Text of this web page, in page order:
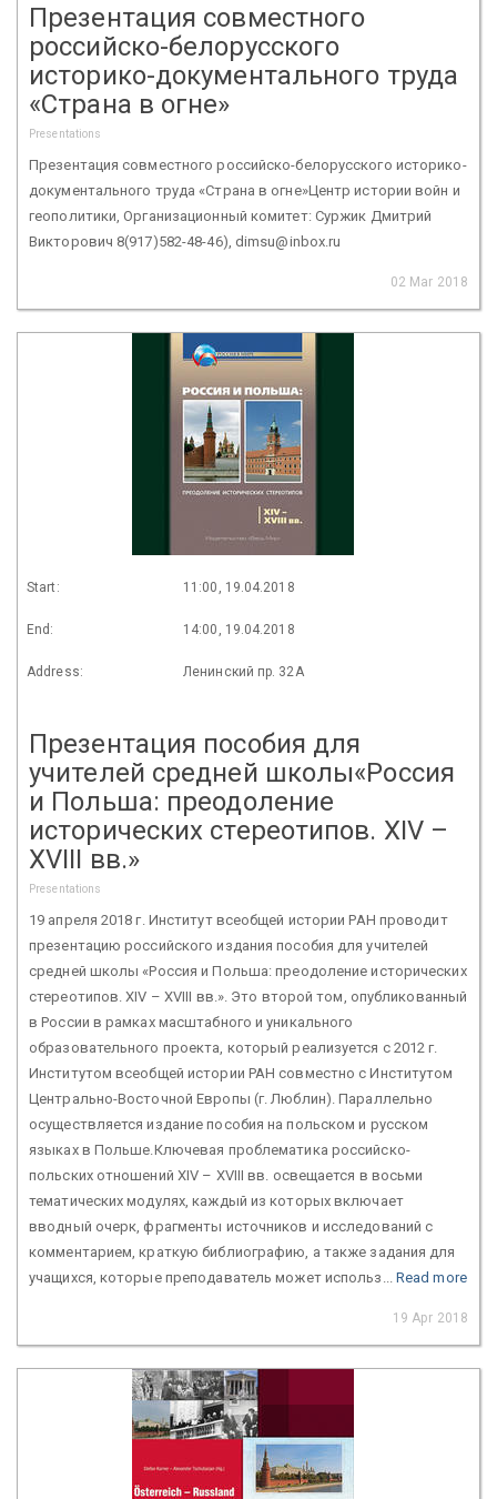
Презентация совместного
российско-белорусского
историко-документального труда
«Страна в огне»
Presentations
Презентация совместного российско-белорусского историко-
документального труда «Страна в огне»Центр истории войн и
геополитики, Организационный комитет: Суржик Дмитрий
Викторович 8(917)582-48-46), dimsu@inbox.ru
02 Mar 2018
Start: 11:00, 19.04.2018
End: 14:00, 19.04.2018
Address: Ленинский пр. 32А
Презентация пособия для
учителей средней школы«Россия
и Польша: преодоление
исторических стереотипов. XIV –
XVIII вв.»
Presentations
19 апреля 2018 г. Институт всеобщей истории РАН проводит
презентацию российского издания пособия для учителей
средней школы «Россия и Польша: преодоление исторических
стереотипов. XIV – XVIII вв.». Это второй том, опубликованный
в России в рамках масштабного и уникального
образовательного проекта, который реализуется с 2012 г.
Институтом всеобщей истории РАН совместно с Институтом
Центрально-Восточной Европы (г. Люблин). Параллельно
осуществляется издание пособия на польском и русском
языках в Польше.Ключевая проблематика российско-
польских отношений XIV – XVIII вв. освещается в восьми
тематических модулях, каждый из которых включает
вводный очерк, фрагменты источников и исследований с
комментарием, краткую библиографию, а также задания для
учащихся, которые преподаватель может использ... Read more
19 Apr 2018